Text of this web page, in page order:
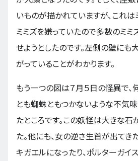
いものが描かれていますが、これは
ミミズを嫌っていたので多数のミ
せようとしたのです。左側の壁にも
がっていることがわかります。
もう一つの図は７月５日の怪異で
とも蜘蛛ともつかないような不気
たところです。この妖怪は大きな石
た。他にも、女の逆さ生首が出てき
キガエルになったり、ポルターガイ